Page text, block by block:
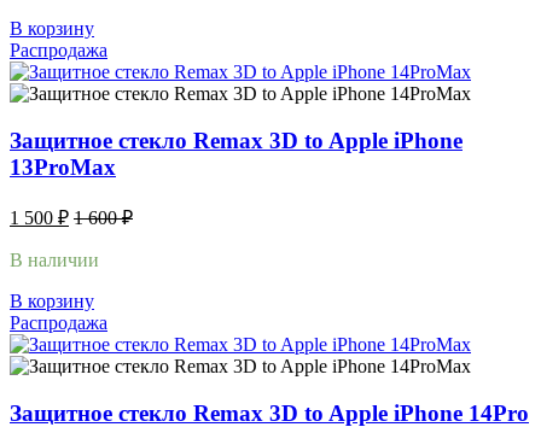
В корзину
Распродажа
Защитное стекло Remax 3D to Apple iPhone
13ProMax
1 500 ₽ 1 600₽
В наличии
В корзину
Распродажа
Защитное стекло Remax 3D to Apple iPhone 14Pro